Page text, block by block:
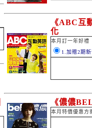
《ABC互
化
本月訂一年好禮
1.加贈2期新
《儂儂
本月特價優惠方